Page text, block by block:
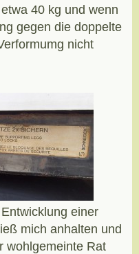
40 kg und wenn
gegen die doppelte
nicht
einer
mich anhalten und
wohlgemeinte Rat